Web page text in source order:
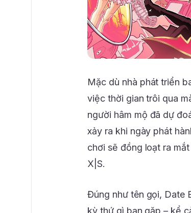
Mặc dù nhà phát triển
việc thời gian trôi qua
người hâm mộ đã dự
xảy ra khi ngày phát
chơi sẽ đồng loạt ra
X|S.
Đúng như tên gọi, Date
kỳ thứ gì bạn gặp – kể